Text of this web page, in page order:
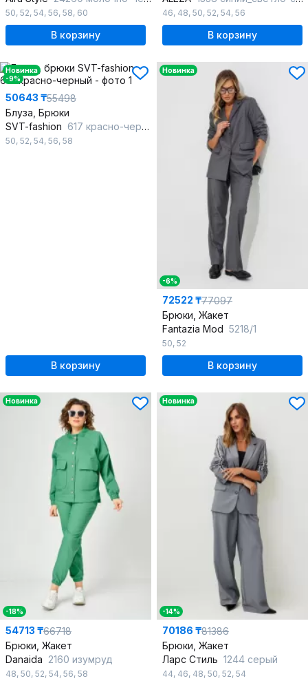
50, 52, 54, 56, 58, 60
В корзину
46, 48, 50, 52, 54, 56
В корзину
Новинка
-9%
50643 ₸55498
Блуза, Брюки
SVT-fashion 617 красно-черный
50, 52, 54, 56, 58
В корзину
Новинка
-6%
72522 ₸77097
Брюки, Жакет
Fantazia Mod 5218/1
50, 52
В корзину
Новинка
-18%
54713 ₸66718
Брюки, Жакет
Danaida 2160 изумруд
48, 50, 52, 54, 56, 58
Новинка
-14%
70186 ₸81386
Брюки, Жакет
Ларс Стиль 1244 серый
44, 46, 48, 50, 52, 54